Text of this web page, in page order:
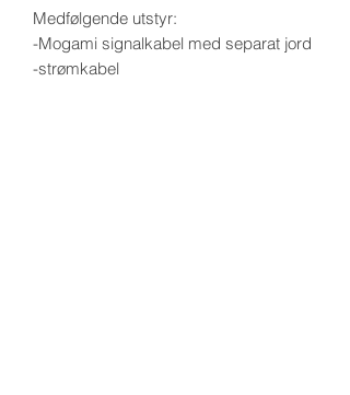
Medfølgende utstyr:
-Mogami signalkabel med separat jord
-strømkabel